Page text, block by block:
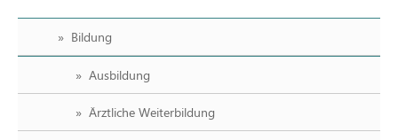
Bildung
Ausbildung
Ärztliche Weiterbildung